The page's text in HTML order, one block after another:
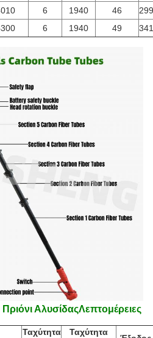
6 1940 46
6 1940 49
Πριόνι ΑλυσίδαςΛεπτομέρειες
Ταχύτητα
Ταχύτητα